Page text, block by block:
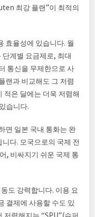
최강 플랜”이 최적의
효율성에 있습니다. 월
계별 요금제로, 최대
통신을 무제한으로 사
랜과 비교해도 그 저렴
적은 달에는 더욱 저렴해
습니다.
면 일본 국내 통화는 완
다. 모국으로의 국제 전
, 비싸지기 쉬운 국제 통
도 강력합니다. 이용 요
결제에 사용할 수도 있
저렴해지는 “SPU”(슈퍼